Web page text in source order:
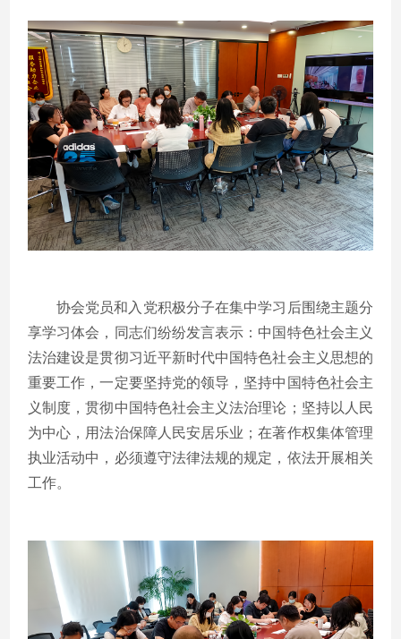
协会党员和入党积极分子在集中学习后围绕主题分
享学习体会，同志们纷纷发言表示：中国特色社会主义
法治建设是贯彻习近平新时代中国特色社会主义思想的
重要工作，一定要坚持党的领导，坚持中国特色社会主
义制度，贯彻中国特色社会主义法治理论；坚持以人民
为中心，用法治保障人民安居乐业；在著作权集体管理
执业活动中，必须遵守法律法规的规定，依法开展相关
工作。